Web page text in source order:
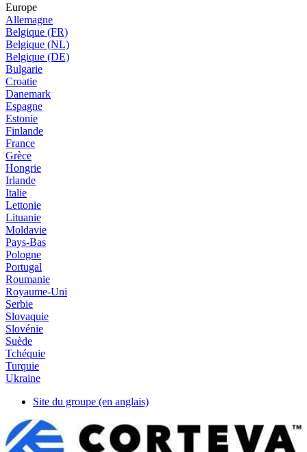
Europe
Allemagne
Belgique (FR)
Belgique (NL)
Belgique (DE)
Bulgarie
Croatie
Danemark
Espagne
Estonie
Finlande
France
Grèce
Hongrie
Irlande
Italie
Lettonie
Lituanie
Moldavie
Pays-Bas
Pologne
Portugal
Roumanie
Royaume-Uni
Serbie
Slovaquie
Slovénie
Suède
Tchéquie
Turquie
Ukraine
Site du groupe (en anglais)